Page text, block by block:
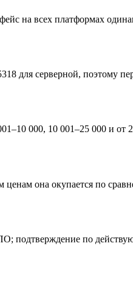
на всех платформах
для серверной, поэтому
000, 10 001–25 000 и от
она окупается по
подтверждение по